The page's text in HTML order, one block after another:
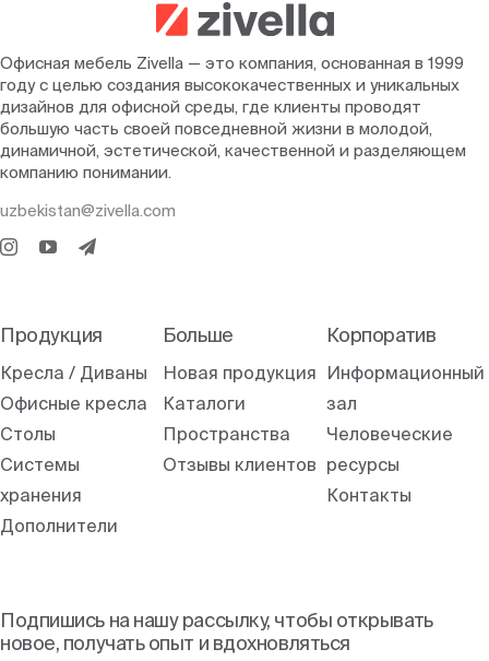
Офисная мебель Zivella — это компания, основанная в 1999
году с целью создания высококачественных и уникальных
дизайнов для офисной среды, где клиенты проводят
большую часть своей повседневной жизни в молодой,
динамичной, эстетической, качественной и разделяющем
компанию понимании.
uzbekistan@zivella.com
Продукция
Кресла / Диваны
Офисные кресла
Столы
Системы
хранения
Дополнители
Больше
Новая продукция
Каталоги
Пространства
Отзывы клиентов
Корпоратив
Информационный
зал
Человеческие
ресурсы
Контакты
Подпишись на нашу рассылку, чтобы открывать
новое, получать опыт и вдохновляться